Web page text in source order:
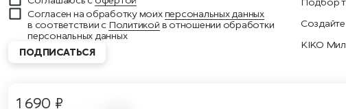
1 690 ₽
Согласен на обработку моихперсональных данных
в соответствии с Политикой в отношении обработки
персональных данных
ПОДПИСАТЬСЯ
KIKO